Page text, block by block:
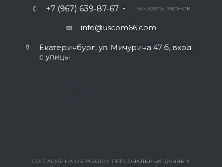
+7 (967) 639-87-67 ЗАКАЗАТЬ ЗВОНОК
info@uscom66.com
Екатеринбург, ул. Мичурина 47 б, вход
с улицы
>
СОГЛАСИЕ НА ОБРАБОТКУ ПЕРСОНАЛЬНЫХ ДАННЫХ